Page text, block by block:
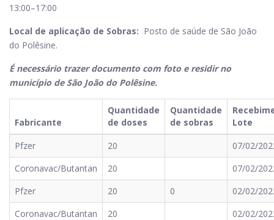
13:00–17:00
Local de aplicação de Sobras: Posto de saúde de São João
do Polêsine.
É necessário trazer documento com foto e residir no
município de São João do Polêsine.
Fabricante
Quantidade
de doses
Quantidade
de sobras
Lote
Pfzer
20
07/02/
Coronavac/Butantan
20
07/02/
Pfzer
20 0
02/02/
Coronavac/Butantan
20
02/02/